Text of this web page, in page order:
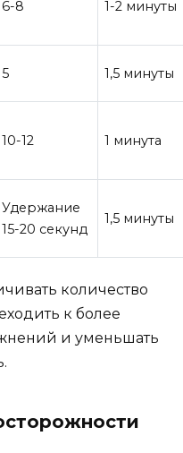
6-8 1-2 минуты
5 1,5 минуты
10-12 1 минута
Удержание
15-20 секунд
1,5 минуты
количество
к более
и уменьшать